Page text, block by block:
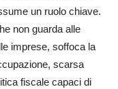
un ruolo chiave.
non guarda alle
imprese, soffoca la
scarsa
fiscale capaci di